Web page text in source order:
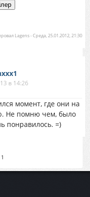
Lagens-Среда, 25.01.2012, 21:30
в 14:26
момент, где они на
Не помню чем, было
понравилось. =)
1